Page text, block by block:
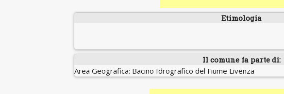
Etimologia
Il comune fa parte di:
Area Geografica: Bacino Idrografico del Fiume Livenza